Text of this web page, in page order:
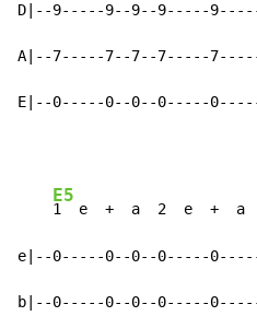
D|--9-----9--9--9-----
A|--7-----7--7--7-----
E|--0-----0--0--0-----
E5
1  e  +  a  2  e  +
e|--0-----0--0--0-----
b|--0-----0--0--0-----